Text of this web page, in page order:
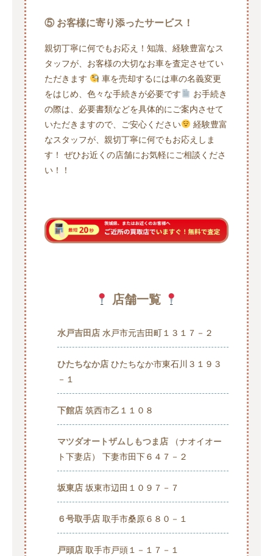
⑤ お客様に寄り添ったサービス！
親切丁寧に何でもお応え！知識、経験豊富なス
タッフが、お客様の大切なお車を査定させてい
ただきます
車を売却するには車の名義変更
をはじめ、色々な手続きが必要です
お手続き
の際は、必要書類などを具体的にご案内させて
いただきますので、ご安心ください
経験豊富
なスタッフが、親切丁寧に何でもお応えしま
す！ ぜひお近くの店舗にお気軽にご相談くださ
い！！
店舗一覧
水戸吉田店 水戸市元吉田町１３１７－２
ひたちなか店 ひたちなか市東石川３１９３
－１
下館店 筑西市乙１１０８
マツダオートザムしもつま店 （ナオイオー
ト下妻店） 下妻市田下６４７－２
坂東店 坂東市辺田１０９７－７
６号取手店 取手市桑原６８０－１
戸頭店 取手市戸頭１－１７－１